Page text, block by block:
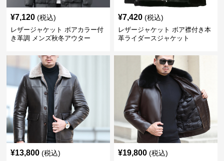
¥7,120 (税込)
レザージャケット ボアカラー付
き革調 メンズ秋冬アウター
¥7,420 (税込)
レザージャケット ボア襟付き本
革ライダースジャケット
¥13,800 (税込) ¥19,800 (税込)